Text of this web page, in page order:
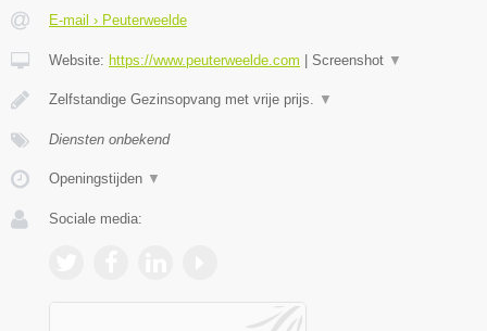
E-mail › Peuterweelde
Website: https://www.peuterweelde.com Screenshot ▼
Zelfstandige Gezinsopvang met vrije prijs. ▼
Diensten onbekend
Openingstijden ▼
Sociale media: